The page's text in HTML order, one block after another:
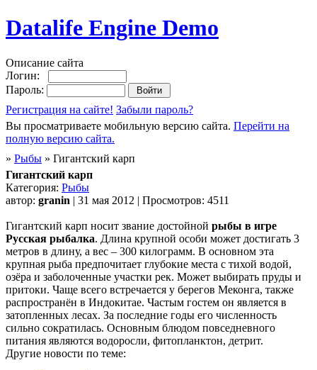
Datalife Engine Demo
Описание сайта
Логин:
Пароль:
Регистрация на сайте! Забыли пароль?
Вы просматриваете мобильную версию сайта. Перейти на
полную версию сайта.
» Рыбы » Гигантский карп
Гигантский карп
Категория: Рыбы
автор: granin | 31 мая 2012 | Просмотров: 4511
Гигантский карп носит звание достойной рыбы в игре
Русская рыбалка. Длина крупной особи может достигать 3
метров в длину, а вес – 300 килограмм. В основном эта
крупная рыба предпочитает глубокие места с тихой водой,
озёра и заболоченные участки рек. Может выбирать пруды и
притоки. Чаще всего встречается у берегов Меконга, также
распространён в Индокитае. Частым гостем он является в
затопленных лесах. За последние годы его численность
сильно сократилась. Основным блюдом повседневного
питания являются водоросли, фитопланктон, детрит.
Другие новости по теме: